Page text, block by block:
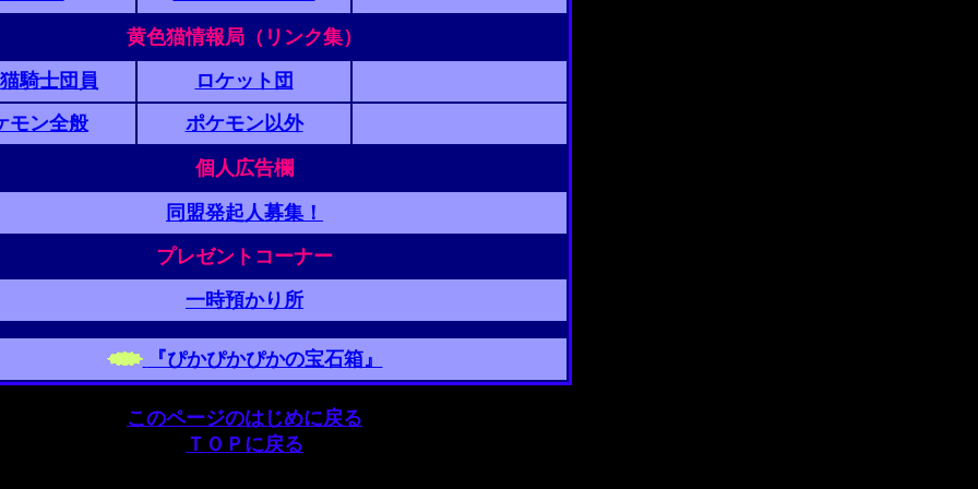
黄色猫情報局（リンク集）
騎士団員
ロケット団
モン全般
ポケモン以外
個人広告欄
同盟発起人募集！
プレゼントコーナー
一時預かり所
『ぴかぴかぴかの宝石箱』
このページのはじめに戻る
ＴＯＰに戻る